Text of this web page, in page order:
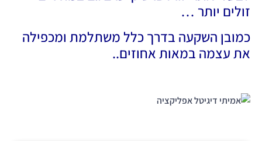
זולים יותר …
כמובן השקעה בדרך כלל משתלמת ומכפילה
את עצמה במאות אחוזים..